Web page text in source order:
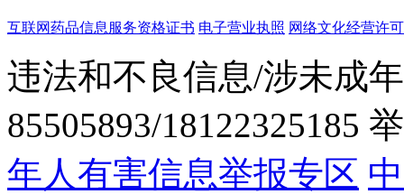
互联网药品信息服务资格证书 电子营业执照 网络文化经营许
违法和不良信息/涉未成
85505893/18122325185
年人有害信息举报专区